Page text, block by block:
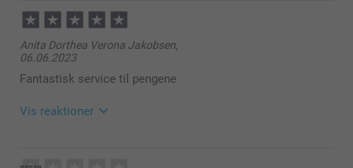
09:40
Hej Vanessa
Mange tak for din anmeldelse.
Det er en sjov måde at gøre produkterne mere
personlig på og få brugt dine yndlingsbilleder.
Anita Dorthea Verona Jakobsen,
06.06.2023
Fantastisk service til pengene
Vis reaktioner